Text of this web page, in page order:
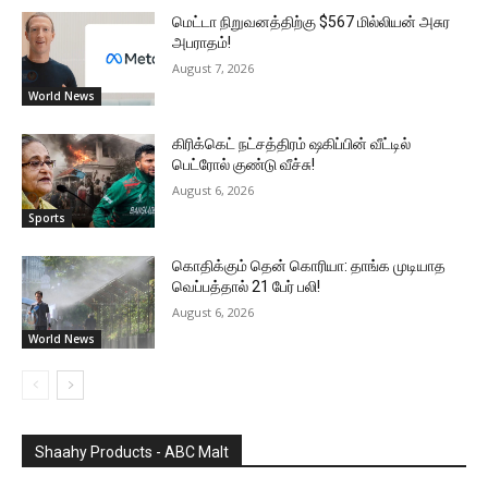
World News
மெட்டா நிறுவனத்திற்கு $567 மில்லியன் அசுர
அபராதம்!
August 7, 2026
Sports
கிரிக்கெட் நட்சத்திரம் ஷகிப்பின் வீட்டில்
பெட்ரோல் குண்டு வீச்சு!
August 6, 2026
World News
கொதிக்கும் தென் கொரியா: தாங்க முடியாத
வெப்பத்தால் 21 பேர் பலி!
August 6, 2026
Shaahy Products - ABC Malt